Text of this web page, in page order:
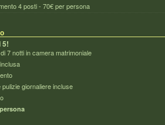
4 posti - 70€ per persona
5!
7 notti in camera matrimoniale
giornaliere incluse